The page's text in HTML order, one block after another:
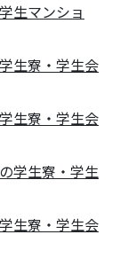
生マンショ
生寮・学生会
生寮・学生会
学生寮・学生
生寮・学生会